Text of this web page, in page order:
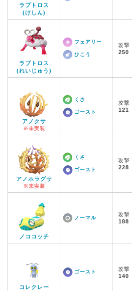
ラブトロス
(けしん)
ラブトロス
(れいじゅう)
フェアリー
ひこう
攻撃
250
アノクサ
※未実装
くさ
ゴースト
攻撃
121
アノホラグサ
※未実装
くさ
ゴースト
攻撃
228
ノココッチ
ノーマル
攻撃
188
コレクレー
ゴースト
攻撃
140